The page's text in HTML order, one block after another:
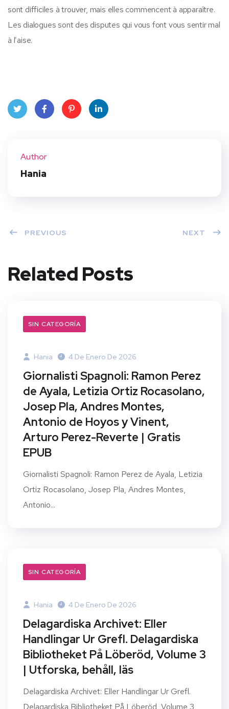
sont difficiles à trouver, mais elles commencent à apparaître.
Les dialogues sont des disputes qui vous font vous sentir mal
à l’aise.
Author
Hania
PREVIOUS NEXT
Related Posts
SIN CATEGORÍA
Hania 4 De Enero De 2026
Giornalisti Spagnoli: Ramon Perez
de Ayala, Letizia Ortiz Rocasolano,
Josep Pla, Andres Montes,
Antonio de Hoyos y Vinent,
Arturo Perez-Reverte | Gratis
EPUB
Giornalisti Spagnoli: Ramon Perez de Ayala, Letizia
Ortiz Rocasolano, Josep Pla, Andres Montes,
Antonio...
SIN CATEGORÍA
Hania 4 De Enero De 2026
Delagardiska Archivet: Eller
Handlingar Ur Grefl. Delagardiska
Bibliotheket På Löberöd, Volume 3
| Utforska, behåll, läs
Delagardiska Archivet: Eller Handlingar Ur Grefl.
Delagardiska Bibliotheket På Löberöd, Volume 3